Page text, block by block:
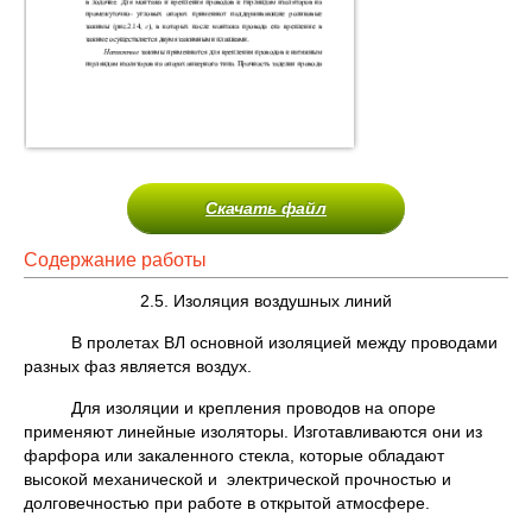
Скачать файл
Содержание работы
2.5. Изоляция воздушных линий
В пролетах ВЛ основной изоляцией между проводами
разных фаз является воздух.
Для изоляции и крепления проводов на опоре
применяют линейные изоляторы. Изготавливаются они из
фарфора или закаленного стекла, которые обладают
высокой механической и электрической прочностью и
долговечностью при работе в открытой атмосфере.